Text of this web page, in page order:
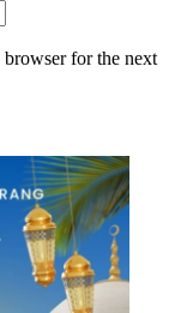
browser for the next